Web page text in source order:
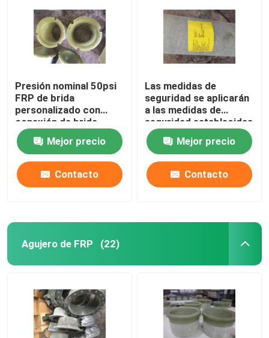
Presión nominal 50psi
FRP de brida
personalizado con
conexión de brida
Mejor precio
Contacto
Las medidas de
seguridad se aplicarán
a las medidas de
seguridad establecidas
en el anexo I del
presente Reglamento.
Mejor precio
Contacto
Agujero de FRP (22)